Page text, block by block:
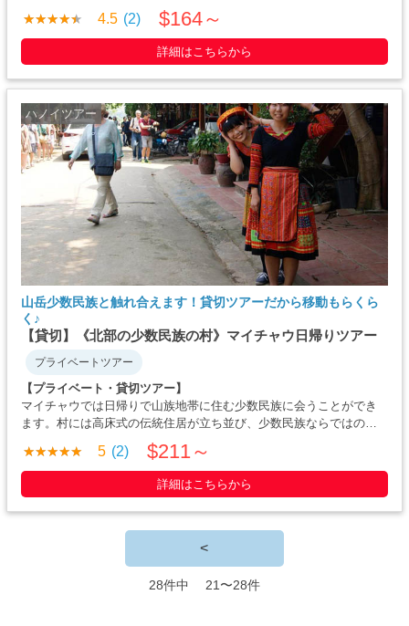
ン。村は陶器一色です。ハノイよりも品揃えが豊富な陶器のお店に
は伝統的な壷から、かわいい食器までそろっています。村までは放
牧された水牛にであったり、田舎の景色やベトナムの生
活・・・・・
4.5 (2) $164～
詳細はこちらから
ハノイツアー
山岳少数民族と触れ合えます！貸切ツアーだから移動もらくら
く♪
【貸切】《北部の少数民族の村》マイチャウ日帰りツアー
プライベートツアー
【プライベート・貸切ツアー】
マイチャウでは日帰りで山族地帯に住む少数民族に会うことができ
ます。村には高床式の伝統住居が立ち並び、少数民族ならではの素
朴な生活が垣間見れます。片道3時間の険しい山道も、貸切プランな
ら専用車で疲労も最小限です。帰りはシルクの伝統工芸へお立ち寄
りします。どこかなつかしい、素朴で・・・・・
5 (2) $211～
詳細はこちらから
<
28件中 21〜28件